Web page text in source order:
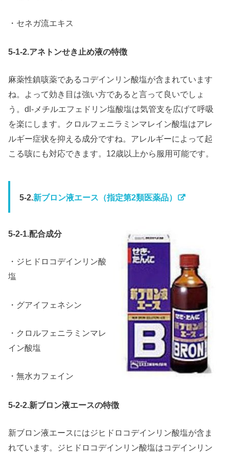
・セネガ流エキス
5-1-2.アネトンせき止め液の特徴
麻薬性鎮咳薬であるコデインリン酸塩が含まれています
ね。よって効き目は強い方であると言って良いでしょ
う。dl-メチルエフェドリン塩酸塩は気管支を広げて呼吸
を楽にします。クロルフェニラミンマレイン酸塩はアレ
ルギー症状を抑える成分ですね。アレルギーによって起
こる咳にも対応できます。12歳以上から服用可能です。
5-2.新ブロン液エース（指定第2類医薬品）
5-2-1.配合成分
・ジヒドロコデインリン酸
塩
・グアイフェネシン
・クロルフェニラミンマレ
イン酸塩
・無水カフェイン
5-2-2.新ブロン液エースの特徴
新ブロン液エースにはジヒドロコデインリン酸塩が含ま
れています。ジヒドロコデインリン酸塩はコデインリン